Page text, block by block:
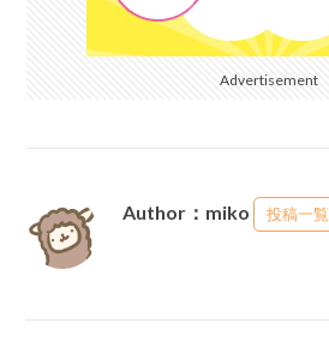
Advertisement
Author：miko 投稿一覧